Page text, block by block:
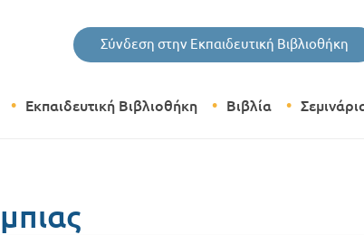
Σύνδεση στην Εκπαιδευτική Βιβλιοθήκη
Εκπαιδευτική Βιβλιοθήκη Βιβλία